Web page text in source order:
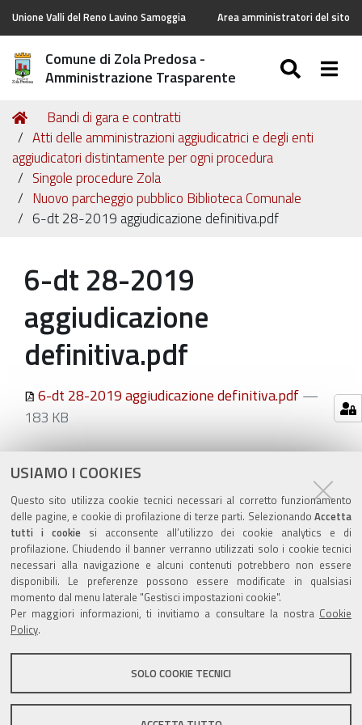
USIAMO I COOKIES
Questo sito utilizza cookie tecnici necessari al corretto funzionamento
delle pagine, e cookie di profilazione di terze parti. Selezionando Accetta
tutti i cookiesi acconsente all’utilizzo dei cookie analytics e di
profilazione. Chiudendo il banner verranno utilizzati solo i cookie tecnici
necessari alla navigazione e alcuni contenuti potrebbero non essere
disponibili. Le preferenze possono essere modificate in qualsiasi
momento dal menu laterale "Gestisci impostazioni cookie".
Per maggiori informazioni, ti invitiamo a consultare la nostra Cookie
Policy.
SOLO COOKIE TECNICI
Unione Valli del Reno Lavino Samoggia Area amministratori del sito
Comune di Zola Predosa -
Amministrazione Trasparente
Tu
sei
qui:
Home
Bandi di gara e contratti
Atti delle amministrazioni aggiudicatrici e degli enti
aggiudicatori distintamente per ogni procedura
Singole procedure Zola
Nuovo parcheggio pubblico Biblioteca Comunale
6-dt 28-2019 aggiudicazione definitiva.pdf
6-dt 28-2019
aggiudicazione
definitiva.pdf
6-dt 28-2019 aggiudicazione definitiva.pdf—
183 KB
Azioni
sul
documento
ultima modifica 26/02/2019
Valuta questo sito
Sito istituzionale Comune di Zola Predosa